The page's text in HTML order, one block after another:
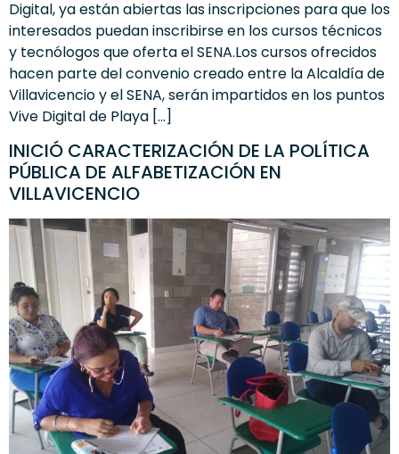
Digital, ya están abiertas las inscripciones para que los
interesados puedan inscribirse en los cursos técnicos
y tecnólogos que oferta el SENA.Los cursos ofrecidos
hacen parte del convenio creado entre la Alcaldía de
Villavicencio y el SENA, serán impartidos en los puntos
Vive Digital de Playa […]
INICIÓ CARACTERIZACIÓN DE LA POLÍTICA
PÚBLICA DE ALFABETIZACIÓN EN
VILLAVICENCIO